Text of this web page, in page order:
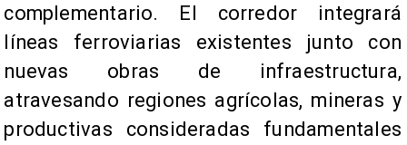
complementario. El corredor integrará
líneas ferroviarias existentes junto con
nuevas obras de infraestructura,
atravesando regiones agrícolas, mineras y
productivas consideradas fundamentales